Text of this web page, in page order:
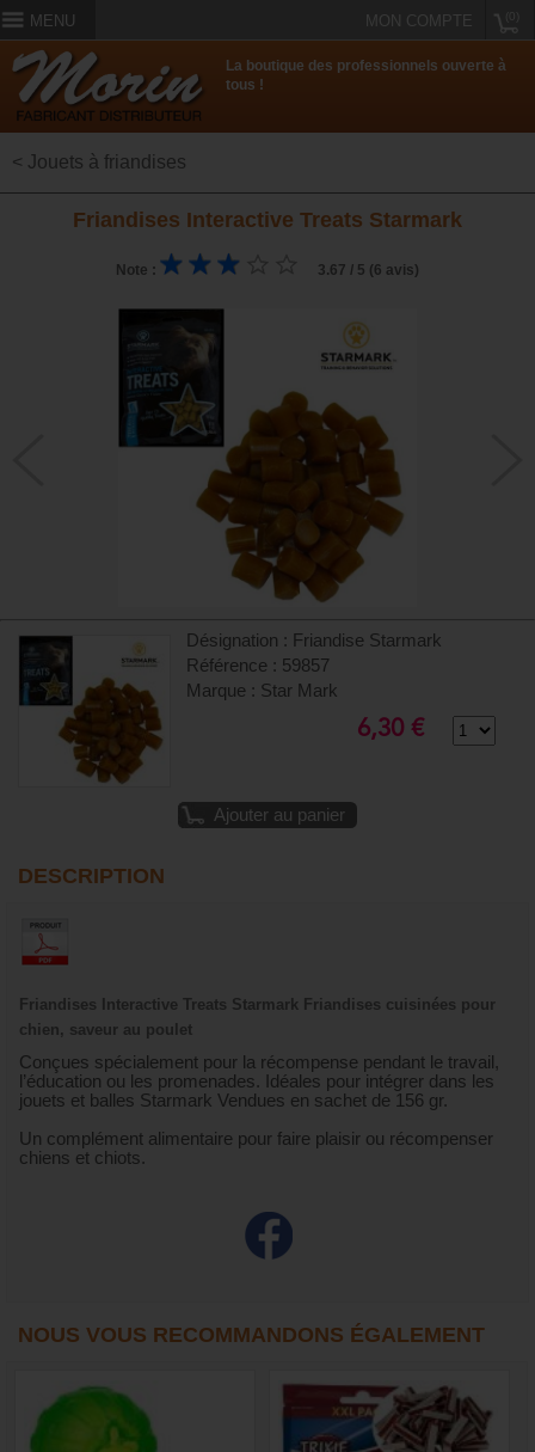
MENU MON COMPTE
La boutique des professionnels ouverte à
tous !
< Jouets à friandises
Friandises Interactive Treats Starmark
Note : 3.67 / 5 (6 avis)
Désignation : Friandise Starmark
Référence : 59857
Marque : Star Mark
6,30 €
Ajouter au panier
DESCRIPTION
Friandises Interactive Treats Starmark Friandises cuisinées pour
chien, saveur au poulet
Conçues spécialement pour la récompense pendant le travail,
l’éducation ou les promenades. Idéales pour intégrer dans les
jouets et balles Starmark Vendues en sachet de 156 gr.
Un complément alimentaire pour faire plaisir ou récompenser
chiens et chiots.
NOUS VOUS RECOMMANDONS ÉGALEMENT